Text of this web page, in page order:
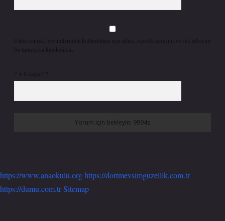
Daha sonraki yorumlarımda kullanılması için adım, e-posta adresim ve site adresim
bu tarayıcıya kaydedilsin.
7 + 8 kaçtır?
https://www.anaokulu.orghttps://dortmevsimguzellik.com.tr
https://dumu.com.trSitemap